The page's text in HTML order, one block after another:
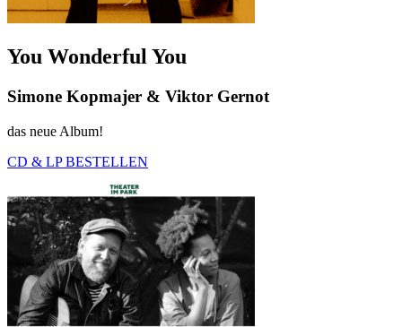
You Wonderful You
Simone Kopmajer & Viktor Gernot
das neue Album!
CD & LP BESTELLEN